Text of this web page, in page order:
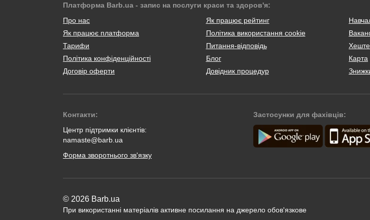
Платформа Barb.ua - запис на послуги краси та здоров'я:
Про нас
Як працює платформа
Тарифи
Політика конфіденційності
Договір оферти
Як працює рейтинг
Політика використання cookie
Питання-відповідь
Блог
Довідник процедур
Карта
Контакти:
Центр підтримки клієнтів:
namaste@barb.ua
Форма зворотнього зв'язку
Застосунки для фахівців:
© 2026 Barb.ua
При використанні матеріалів активне посилання на джерело обов'язкове